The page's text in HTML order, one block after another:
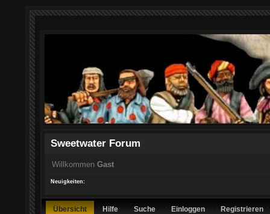
Sweetwater Forum
Willkommen Gast
Neuigkeiten:
Übersicht Hilfe Suche Einloggen Registrieren